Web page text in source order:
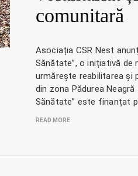
comunitară
Asociația CSR Nest
Sănătate”, o inițiativă de
urmărește reabilitarea și
din zona Pădurea
Sănătate” este finanțat
READ MORE